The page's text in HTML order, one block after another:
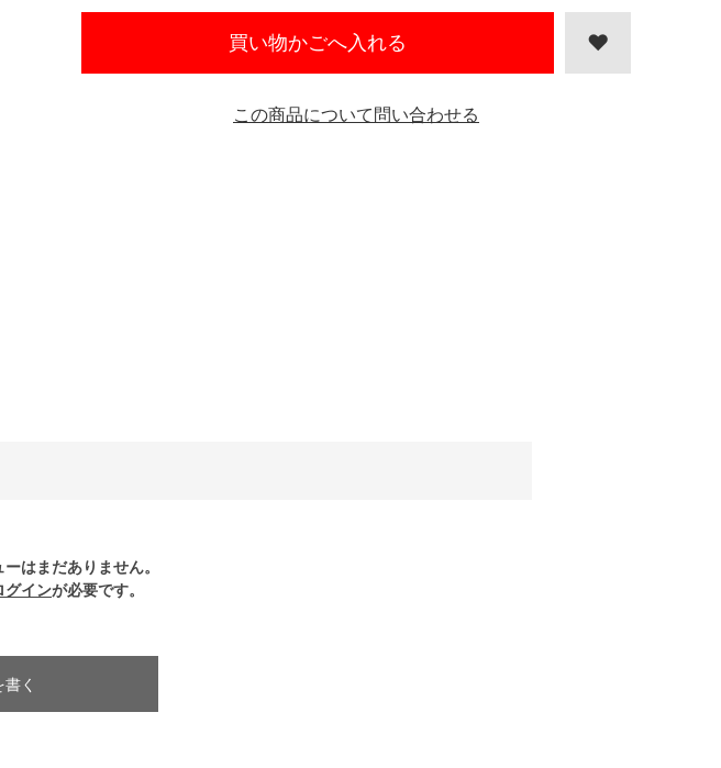
買い物かごへ入れる
この商品について問い合わせる
はまだありません。
グインが必要です。
く